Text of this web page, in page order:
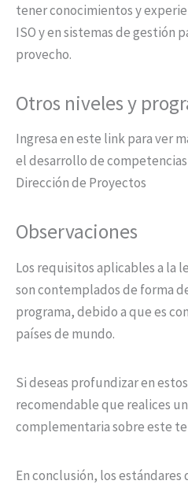
tener conocimientos y
ISO y en sistemas de gestión
provecho.
Otros niveles y
Ingresa en este link para ver
el desarrollo de
Dirección de Proyectos
Observaciones
Los requisitos aplicables a la
son contemplados de forma
programa, debido a que es
países de mundo.
Si deseas profundizar en
recomendable que realices
complementaria sobre este
En conclusión, los